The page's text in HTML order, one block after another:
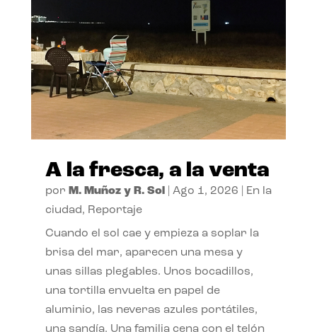
A la fresca, a la venta
por M. Muñoz y R. Sol| Ago 1, 2026
En la
ciudad, Reportaje
Cuando el sol cae y empieza a soplar la
brisa del mar, aparecen una mesa y
unas sillas plegables. Unos bocadillos,
una tortilla envuelta en papel de
aluminio, las neveras azules portátiles,
una sandía. Una familia cena con el telón